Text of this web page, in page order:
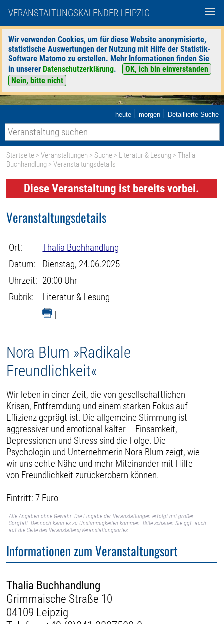
VERANSTALTUNGSKALENDER LEIPZIG
Wir verwenden Cookies, um für diese Website anonymisierte,
statistische Auswertungen der Nutzung mit Hilfe der Statistik-
Software Matomo zu erstellen. Mehr Informationen finden Sie
in unserer Datenschutzerklärung.
OK, ich bin einverstanden
Nein, bitte nicht
heute | morgen | Detaillierte Suche
Startseite >Veranstaltungen > Suche > Literatur & Lesung >Thalia
Buchhandlung > Veranstaltungsdetails
Diese Veranstaltung ist bereits vorbei.
Veranstaltungsdetails
Ort:
Thalia Buchhandlung
Datum:
Dienstag, 24.06.2025
Uhrzeit: 20:00 Uhr
Rubrik:
Literatur & Lesung
|
Nora Blum »Radikale
Freundlichkeit«
Wir leben in einer Zeit, die von gesellschaftlichen
Krisen, Entfremdung und einem starken Fokus auf
Effizienz geprägt ist. Die allgemeine Stimmung ist
aggressiver und emotional kälter – Einsamkeit,
Depressionen und Stress sind die Folge. Die
Psychologin und Unternehmerin Nora Blum zeigt, wie
wir uns echte Nähe und mehr Miteinander mit Hilfe
von Freundlichkeit zurückerobern können.
Eintritt: 7 Euro
Alle Angaben ohne Gewähr. Die Eingabe der Veranstaltungen erfolgt mit großer
Sorgfalt. Dennoch kann es zu Unstimmigkeiten kommen. Bitte schauen Sie ggf. auch
auf die Seite des Veranstalters/Veranstaltungsortes.
Informationen zum Veranstaltungsort
Thalia Buchhandlung
Grimmaische Straße 10
04109 Leipzig